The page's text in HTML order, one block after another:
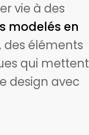
vie à des
modelés en
des éléments
qui mettent
design avec